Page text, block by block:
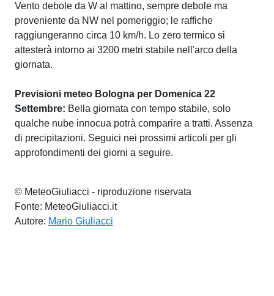
Vento debole da W al mattino, sempre debole ma
proveniente da NW nel pomeriggio; le raffiche
raggiungeranno circa 10 km/h. Lo zero termico si
attesterà intorno ai 3200 metri stabile nell'arco della
giornata.
Previsioni meteo Bologna per Domenica 22
Settembre: Bella giornata con tempo stabile, solo
qualche nube innocua potrà comparire a tratti. Assenza
di precipitazioni. Seguici nei prossimi articoli per gli
approfondimenti dei giorni a seguire.
© MeteoGiuliacci - riproduzione riservata
Fonte: MeteoGiuliacci.it
Autore: Mario Giuliacci